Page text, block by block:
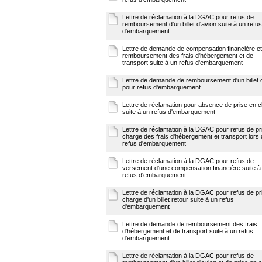
Lettre de réclamation à la DGAC pour refus de
remboursement d'un billet d'avion suite à un refus
d'embarquement
Lettre de demande de compensation financière
remboursement des frais d'hébergement et de
transport suite à un refus d'embarquement
Lettre de demande de remboursement d'un billet
pour refus d'embarquement
Lettre de réclamation pour absence de prise en
suite à un refus d'embarquement
Lettre de réclamation à la DGAC pour refus de
charge des frais d'hébergement et transport lors
refus d'embarquement
Lettre de réclamation à la DGAC pour refus de
versement d'une compensation financière suite à
refus d'embarquement
Lettre de réclamation à la DGAC pour refus de
charge d'un billet retour suite à un refus
d'embarquement
Lettre de demande de remboursement des frais
d'hébergement et de transport suite à un refus
d'embarquement
Lettre de réclamation à la DGAC pour refus de